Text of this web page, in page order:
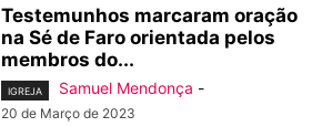
Testemunhos marcaram oração
na Sé de Faro orientada pelos
membros do...
IGREJA Samuel Mendonça -
20 de Março de 2023